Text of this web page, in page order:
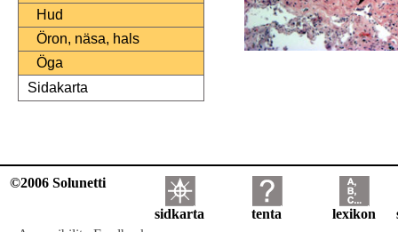
Hud
Öron, näsa, hals
Öga
Sidakarta
©2006 Solunetti
sidkarta tenta lexikon